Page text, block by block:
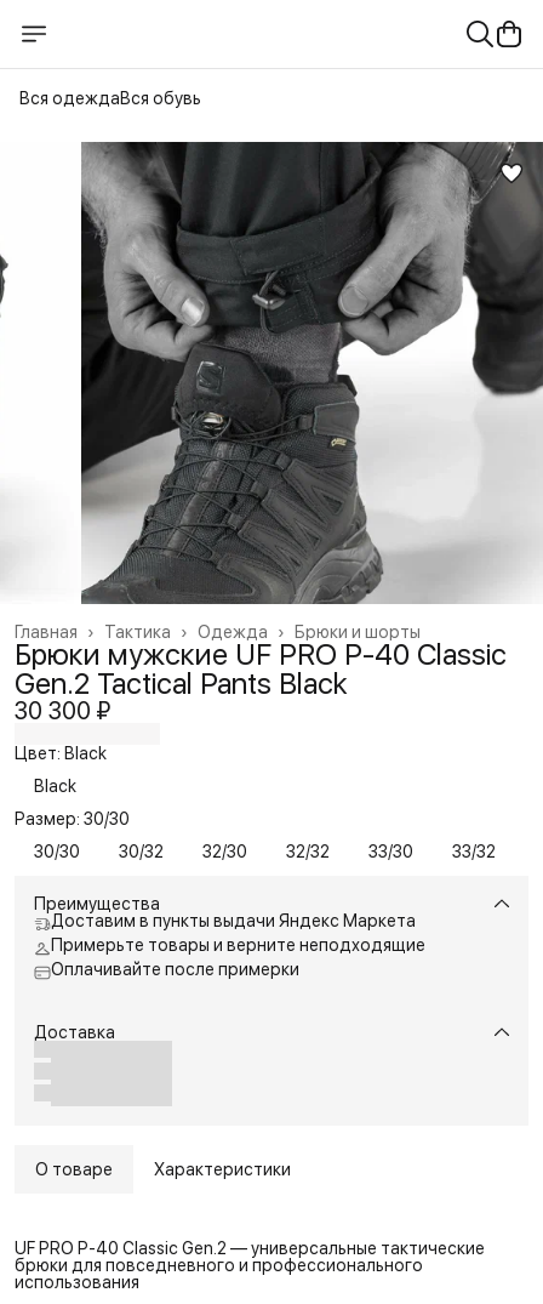
Вся одеждаВся обувь
Брюки и шорты
Одежда ›
Тактика ›
Главная ›
Брюки мужские UF PRO P-40 Classic
Gen.2 Tactical Pants Black
30 300 ₽
Цвет: Black
Black
Размер: 30/30
30/30
30/32 32/30 32/32 33/30 33/32
Преимущества
Доставим в пункты выдачи Яндекс Маркета
Примерьте товары и верните неподходящие
Оплачивайте после примерки
Доставка
О товаре Характеристики
UF PRO P-40 Classic Gen.2 — универсальные тактические
брюки для повседневного и профессионального
использования